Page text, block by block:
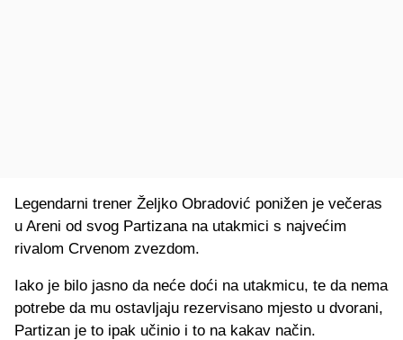
Legendarni trener Željko Obradović ponižen je večeras
u Areni od svog Partizana na utakmici s najvećim
rivalom Crvenom zvezdom.
Iako je bilo jasno da neće doći na utakmicu, te da nema
potrebe da mu ostavljaju rezervisano mjesto u dvorani,
Partizan je to ipak učinio i to na kakav način.